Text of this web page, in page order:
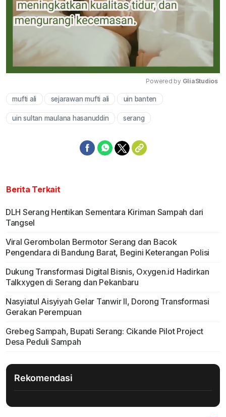
Powered by GliaStudios
mufti ali sejarawan mufti ali uin banten
uin sultan maulana hasanuddin serang
Berita Terkait
DLH Serang Hentikan Sementara Kiriman Sampah dari
Tangsel
Viral Gerombolan Bermotor Serang dan Bacok
Pengendara di Bandung Barat, Begini Keterangan Polisi
Dukung Transformasi Digital Bisnis, Oxygen.id Hadirkan
Talkxygen di Serang dan Pekanbaru
Nasyiatul Aisyiyah Gelar Tanwir II, Dorong Transformasi
Gerakan Perempuan
Grebeg Sampah, Bupati Serang: Cikande Pilot Project
Desa Peduli Sampah
Rekomendasi